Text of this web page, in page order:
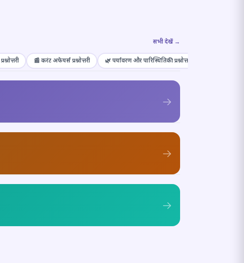
सभी देखें →
📰 करंट अफेयर्स प्रश्नोत्तरी 🌿 पर्यावरण और पारिस्थितिकी प्रश्नोत्तरी